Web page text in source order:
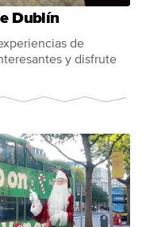
Dublín
de
y disfrute